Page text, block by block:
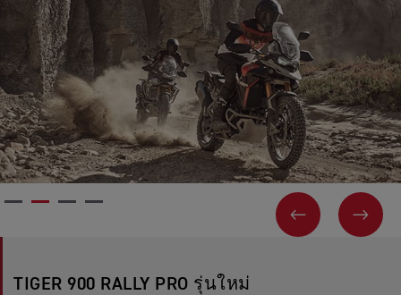
ก่อนหน้า ถัดไ
TIGER 900 RALLY PRO รุ่นใหม่